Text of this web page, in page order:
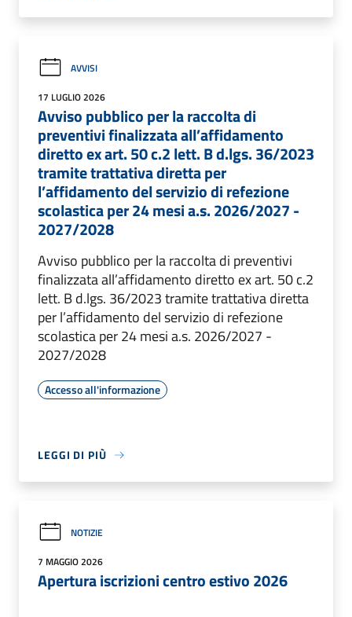
AVVISI
17 LUGLIO 2026
Avviso pubblico per la raccolta di
preventivi finalizzata all’affidamento
diretto ex art. 50 c.2 lett. B d.lgs. 36/2023
tramite trattativa diretta per
l’affidamento del servizio di refezione
scolastica per 24 mesi a.s. 2026/2027 -
2027/2028
Avviso pubblico per la raccolta di preventivi
finalizzata all’affidamento diretto ex art. 50 c.2
lett. B d.lgs. 36/2023 tramite trattativa diretta
per l’affidamento del servizio di refezione
scolastica per 24 mesi a.s. 2026/2027 -
2027/2028
Accesso all'informazione
LEGGI DI PIÙ
NOTIZIE
7 MAGGIO 2026
Apertura iscrizioni centro estivo 2026